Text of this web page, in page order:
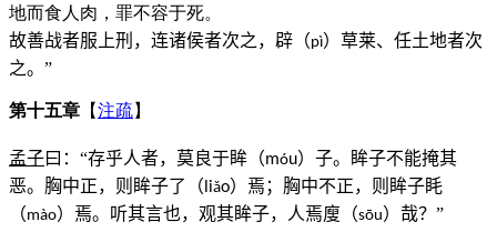
地而食人肉，罪不容于死。
故善战者服上刑，连诸侯者次之，辟（pì）草莱、任土地者次
之。”
第十五章 【注疏】
孟子曰：“存乎人者，莫良于眸（móu）子。眸子不能掩其
恶。胸中正，则眸子了（ liǎo）焉；胸中不正，则眸子眊
（mào）焉。听其言也，观其眸子，人焉廋（sōu）哉？”